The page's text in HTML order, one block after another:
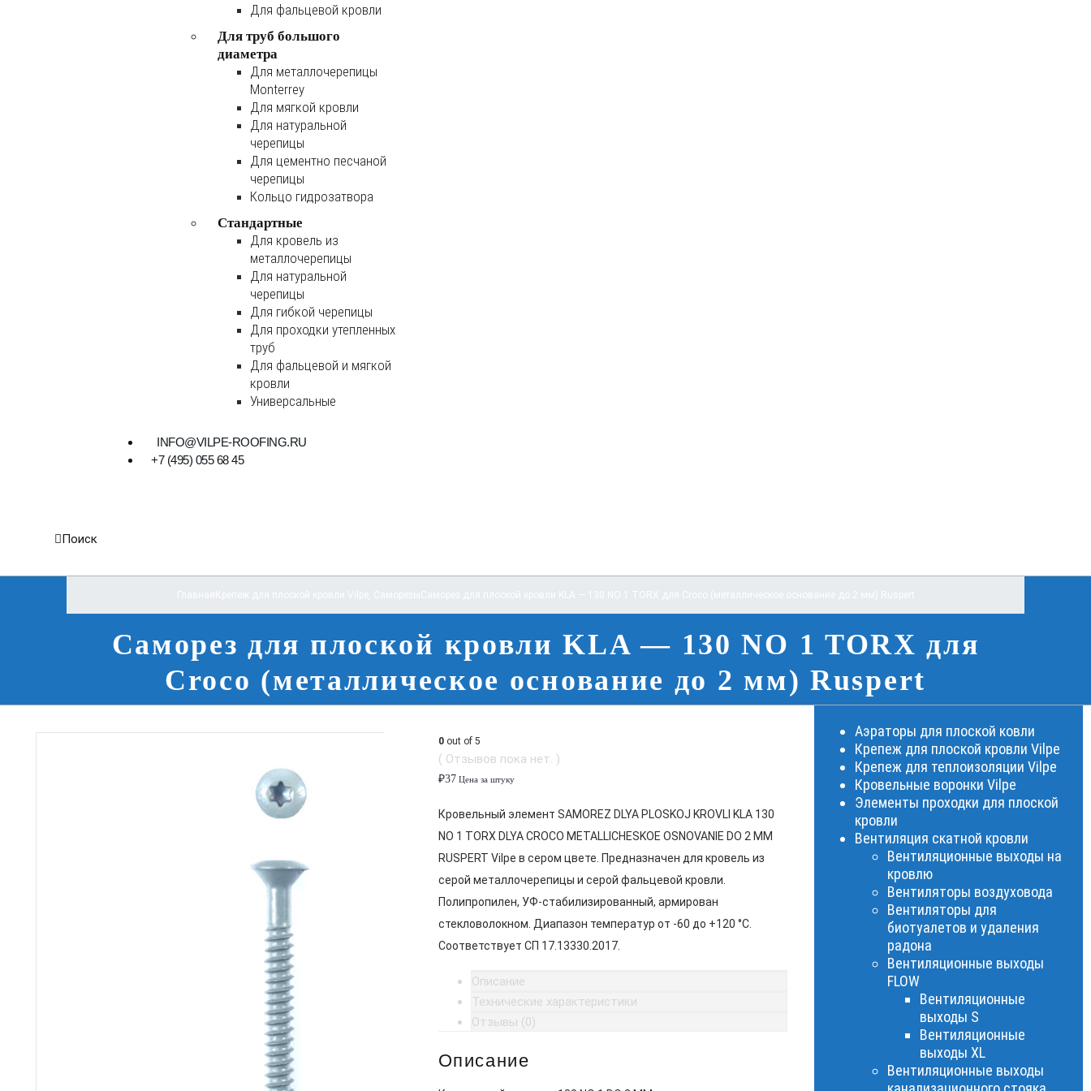
Для фальцевой кровли
Для труб большого
диаметра
Для металлочерепицы
Monterrey
Для мягкой кровли
Для натуральной
черепицы
Для цементно песчаной
черепицы
Кольцо гидрозатвора
Стандартные
Для кровель из
металлочерепицы
Для натуральной
черепицы
Для гибкой черепицы
Для проходки утепленных
труб
Для фальцевой и мягкой
кровли
Универсальные
INFO@VILPE-ROOFING.RU
+7 (495) 055 68 45
Поиск
Саморез для плоской кровли KLA — 130 NO 1 TORX для
Croco (металлическое основание до 2 мм) Ruspert
0out of 5
( Отзывов пока нет. )
₽37Цена за штуку
Кровельный элемент SAMOREZ DLYA PLOSKOJ KROVLI KLA 130
NO 1 TORX DLYA CROCO METALLICHESKOE OSNOVANIE DO 2 MM
RUSPERT Vilpe в сером цвете. Предназначен для кровель из
серой металлочерепицы и серой фальцевой кровли.
Полипропилен, УФ-стабилизированный, армирован
стекловолокном. Диапазон температур от -60 до +120 °C.
Соответствует СП 17.13330.2017.
Описание
Технические характеристики
Отзывы (0)
Описание
Аэраторы для плоской ковли
Крепеж для плоской кровли Vilpe
Крепеж для теплоизоляции Vilpe
Кровельные воронки Vilpe
Элементы проходки для плоской
кровли
Вентиляция скатной кровли
Вентиляционные выходы на
кровлю
Вентиляторы воздуховода
Вентиляторы для
биотуалетов и удаления
радона
Вентиляционные выходы
FLOW
Вентиляционные
выходы S
Вентиляционные
выходы XL
Вентиляционные выходы